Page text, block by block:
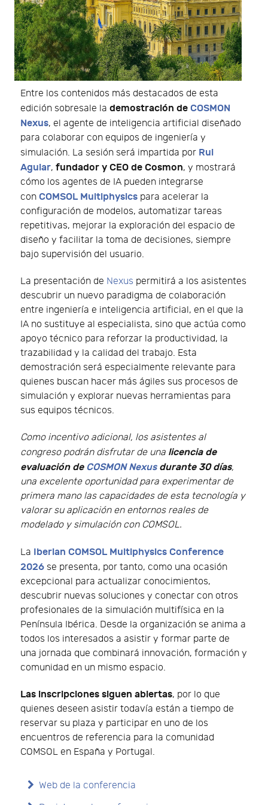
Entre los contenidos más destacados de esta
edición sobresale la demostración de COSMON
Nexus, el agente de inteligencia artificial diseñado
para colaborar con equipos de ingeniería y
simulación. La sesión será impartida por Rui
Aguiar, fundador y CEO de Cosmon, y mostrará
cómo los agentes de IA pueden integrarse
con COMSOL Multiphysics para acelerar la
configuración de modelos, automatizar tareas
repetitivas, mejorar la exploración del espacio de
diseño y facilitar la toma de decisiones, siempre
bajo supervisión del usuario.
La presentación de Nexus permitirá a los asistentes
descubrir un nuevo paradigma de colaboración
entre ingeniería e inteligencia artificial, en el que la
IA no sustituye al especialista, sino que actúa como
apoyo técnico para reforzar la productividad, la
trazabilidad y la calidad del trabajo. Esta
demostración será especialmente relevante para
quienes buscan hacer más ágiles sus procesos de
simulación y explorar nuevas herramientas para
sus equipos técnicos.
Como incentivo adicional, los asistentes al
congreso podrán disfrutar de una licencia de
evaluación de COSMON Nexusdurante 30 días,
una excelente oportunidad para experimentar de
primera mano las capacidades de esta tecnología y
valorar su aplicación en entornos reales de
modelado y simulación con COMSOL.
La Iberian COMSOL Multiphysics Conference
2026 se presenta, por tanto, como una ocasión
excepcional para actualizar conocimientos,
descubrir nuevas soluciones y conectar con otros
profesionales de la simulación multifísica en la
Península Ibérica. Desde la organización se anima a
todos los interesados a asistir y formar parte de
una jornada que combinará innovación, formación y
comunidad en un mismo espacio.
Las inscripciones siguen abiertas, por lo que
quienes deseen asistir todavía están a tiempo de
reservar su plaza y participar en uno de los
encuentros de referencia para la comunidad
COMSOL en España y Portugal.
Web de la conferencia